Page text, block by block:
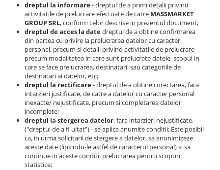
dreptul la informare- dreptul de a primi detalii privind
activitatile de prelucrare efectuate de catre MASSMARKET
GROUP SRL, conform celor descrise in prezentul document;
dreptul de acces la datedreptul de a obtine confirmarea
din partea cu privire la prelucrarea datelor cu caracter
personal, precum si detalii privind activitatile de prelucrare
precum modalitatea in care sunt prelucrate datele, scopul in
care se face prelucrarea, destinatarii sau categoriile de
destinatari ai datelor, etc;
dreptul la rectificare- dreptul de a obtine corectarea, fara
intarzieri justificate, de catre a datelor cu caracter personal
inexacte/ nejustificate, precum si completarea datelor
incomplete;
dreptul la stergerea datelor, fara intarzieri nejustificate,
("dreptul de a fi uitat") - se aplica anumite conditii; Este posibil
ca, in urma solicitarii de stergere a datelor, sa anonimizeze
aceste date (lipsindu-le astfel de caracterul personal) si sa
continue in aceste conditii prelucrarea pentru scopuri
statistice;